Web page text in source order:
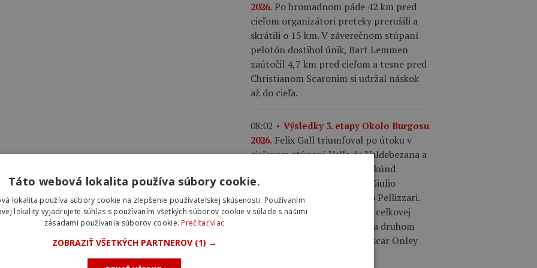
2026. Po hromadnom páde 42 km pred
cieľom organizátori preteky prerušili a
skrátili o 15 km. V záverečnom stúpaní
pelotón dostihol únik, Bart Lemmen
zaútočil 4,7 km pred cieľom a tesne pred
Christianom Scaronim si udržal náskok
až do cieľa.
08:02
Výsledky 3. etapy Okolo Burgosu
2026. Felix Gall triumfoval po útoku v
cieľovom stúpaní Valle de Valdebezana a
4,6 km sóle. So stratou 11 sekúnd
finišoval na druhom mieste Giulio
Ciccone a tretí skončil Giulio Pellizzari.
Gall sa tak dostal do vedenia celkovej
klasifikácie. Ciccone stráca na druhom
mieste šesť sekúnd a tretí Oscar Onley
Táto webová lokalita používa súbory cookie.
lokalita používa súbory cookie na zlepšenie používateľskej skúsenosti. Používaním
lokality vyjadrujete súhlas s používaním všetkých súborov cookie v súlade s našimi
zásadami používania súborov cookie.Prečítať viac
ZOBRAZIŤ VŠETKÝCH PARTNEROV (1) →